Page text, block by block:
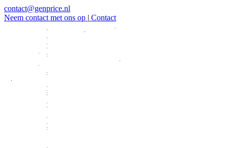
contact@genprice.nl
Neem contact met ons op | Contact